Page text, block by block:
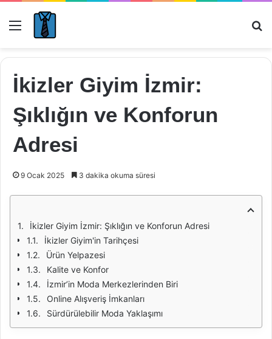
Menü
İkizler Giyim İzmir:
Şıklığın ve Konforun
Adresi
9 Ocak 2025 3 dakika okuma süresi
İkizler Giyim İzmir: Şıklığın ve Konforun Adresi
İkizler Giyim'in Tarihçesi
Ürün Yelpazesi
Kalite ve Konfor
İzmir’in Moda Merkezlerinden Biri
Online Alışveriş İmkanları
Sürdürülebilir Moda Yaklaşımı